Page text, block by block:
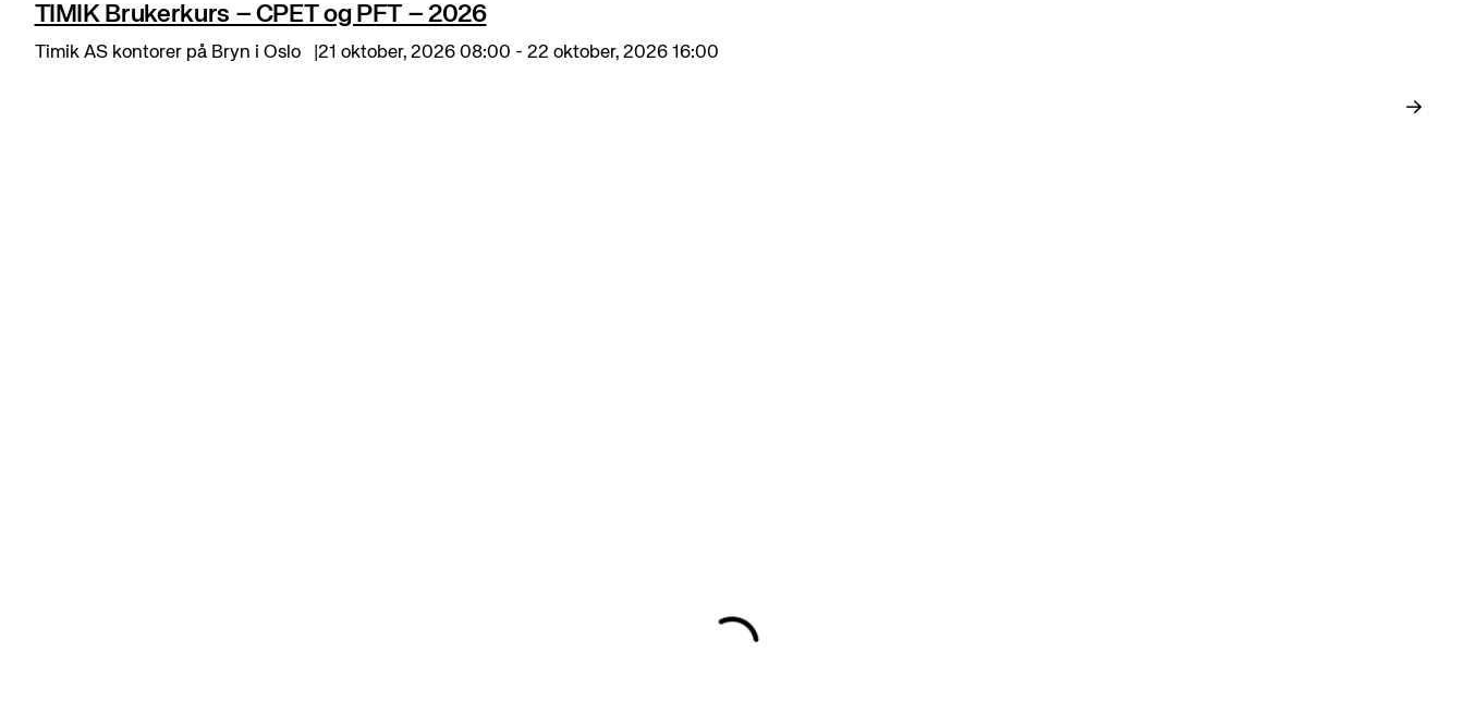
TIMIK Brukerkurs – CPET og PFT – 2026
Timik AS kontorer på Bryn i Oslo 21 oktober, 2026 08:00 - 22 oktober, 2026 16:00